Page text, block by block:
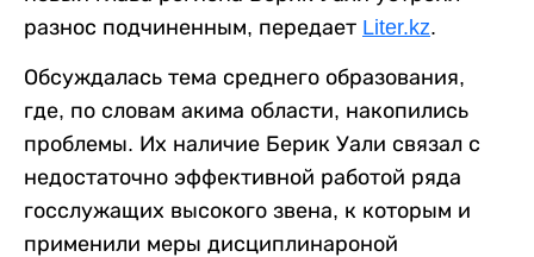
разнос подчиненным, передает Liter.kz.
Обсуждалась тема среднего образования,
где, по словам акима области, накопились
проблемы. Их наличие Берик Уали связал с
недостаточно эффективной работой ряда
госслужащих высокого звена, к которым и
применили меры дисциплинароной